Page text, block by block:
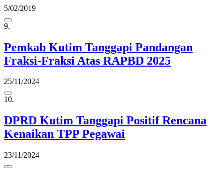
5/02/2019
9.
Pemkab Kutim Tanggapi Pandangan
Fraksi-Fraksi Atas RAPBD 2025
25/11/2024
10.
DPRD Kutim Tanggapi Positif Rencana
Kenaikan TPP Pegawai
23/11/2024